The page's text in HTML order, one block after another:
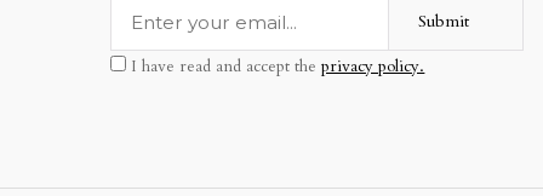
Submit
I have read and accept theprivacy policy.